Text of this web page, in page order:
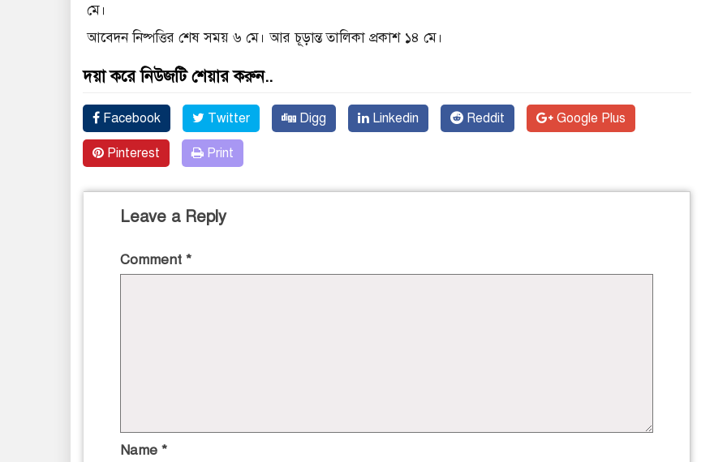
মে।
আবেদন নিষ্পত্তির শেষ সময় ৬ মে। আর চূড়ান্ত তালিকা প্রকাশ ১৪ মে।
দয়া করে নিউজটি শেয়ার করুন..
Facebook Twitter Digg Linkedin Reddit Google Plus
Pinterest Print
Leave a Reply
Comment *
Name *